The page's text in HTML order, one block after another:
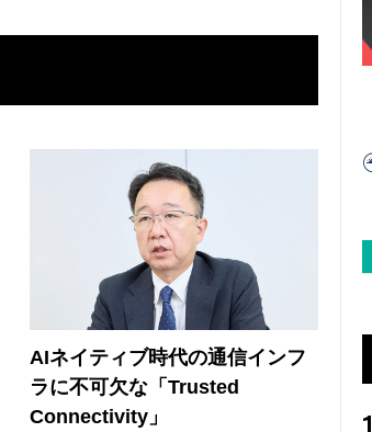
AIネイティブ時代の通信インフ
ラに不可欠な「Trusted
Connectivity」